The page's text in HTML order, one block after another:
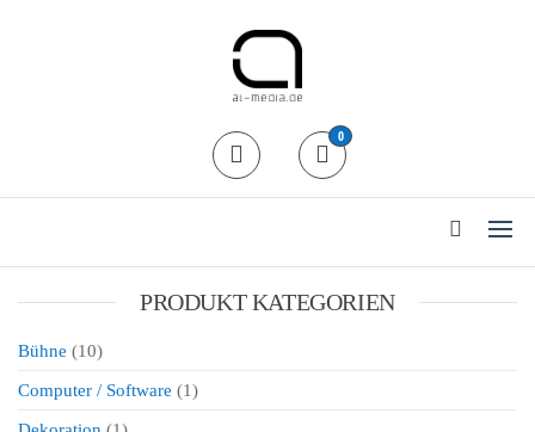
al-media Dryhire Shop
professionelle
Veranstaltungstechnik in Köln
24/7 Abholung / Rückgabe
0
PRODUKT KATEGORIEN
Bühne (10)
Computer / Software (1)